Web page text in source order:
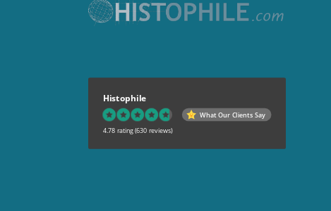
Histophile
What Our Clients Say
4.78 rating (630 reviews)